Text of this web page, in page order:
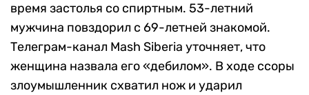
время застолья со спиртным. 53-летний
мужчина повздорил с 69-летней знакомой.
Телеграм-канал Mash Siberia уточняет, что
женщина назвала его «дебилом». В ходе ссоры
злоумышленник схватил нож и ударил